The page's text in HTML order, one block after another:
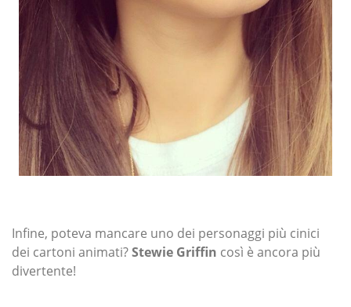
Infine, poteva mancare uno dei personaggi più cinici
dei cartoni animati?Stewie Griffin così è ancora più
divertente!